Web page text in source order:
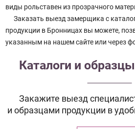
виды рольставен из прозрачного
Заказать выезд замерщика с
продукции в Бронницах вы можете,
указанным на нашем сайте или через
Каталоги и
Закажите выезд
и образцами продукции в